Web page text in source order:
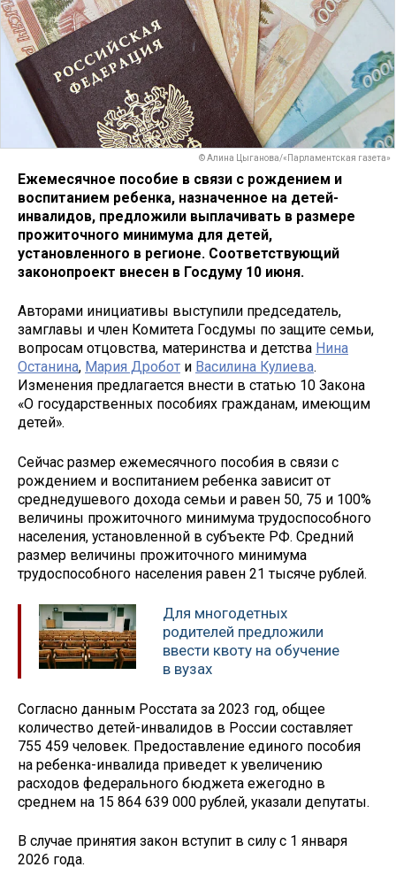
© Алина Цыганова/«Парламентская газета»
Ежемесячное пособие в связи с рождением и
воспитанием ребенка, назначенное на детей-
инвалидов, предложили выплачивать в размере
прожиточного минимума для детей,
установленного в регионе. Соответствующий
законопроект внесен в Госдуму 10 июня.
Авторами инициативы выступили председатель,
замглавы и член Комитета Госдумы по защите семьи,
вопросам отцовства, материнства и детства Нина
Останина, Мария Дробот и Василина Кулиева.
Изменения предлагается внести в статью 10 Закона
«О государственных пособиях гражданам, имеющим
детей».
Сейчас размер ежемесячного пособия в связи с
рождением и воспитанием ребенка зависит от
среднедушевого дохода семьи и равен 50, 75 и 100%
величины прожиточного минимума трудоспособного
населения, установленной в субъекте РФ. Средний
размер величины прожиточного минимума
трудоспособного населения равен 21 тысяче рублей.
Для многодетных
родителей предложили
ввести квоту на обучение
в вузах
Согласно данным Росстата за 2023 год, общее
количество детей-инвалидов в России составляет
755 459 человек. Предоставление единого пособия
на ребенка-инвалида приведет к увеличению
расходов федерального бюджета ежегодно в
среднем на 15 864 639 000 рублей, указали депутаты.
В случае принятия закон вступит в силу с 1 января
2026 года.